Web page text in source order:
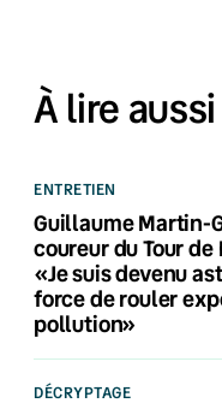
À lire aussi
ENTRETIEN
Guillaume Martin-
coureur du Tour
«Je suis devenu
force de rouler
pollution»
DÉCRYPTAGE